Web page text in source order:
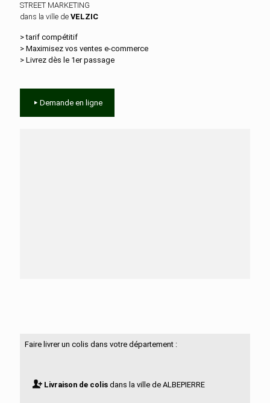
STREET MARKETING
dans la ville de VELZIC
> tarif compétitif
> Maximisez vos ventes e‑commerce
> Livrez dès le 1er passage
Demande en ligne
Faire livrer un colis dans votre département :
Livraison de colisdans la ville de ALBEPIERRE